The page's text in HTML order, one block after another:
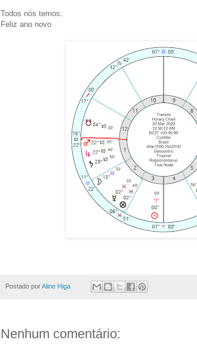
Todos nós temos.
Feliz ano novo
Postado porAline Higa
Nenhum comentário: